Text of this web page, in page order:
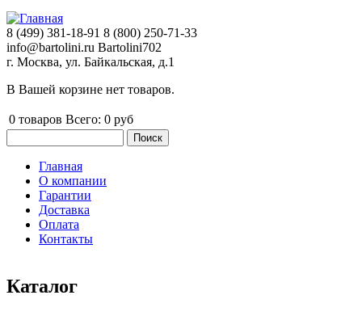
8 (499) 381-18-91 8 (800) 250-71-33
info@bartolini.ru Bartolini702
г. Москва, ул. Байкальская, д.1
В Вашей корзине нет товаров.
0 товаров Всего: 0 руб
Главное меню
Главная
О компании
Гарантии
Доставка
Оплата
Контакты
Каталог